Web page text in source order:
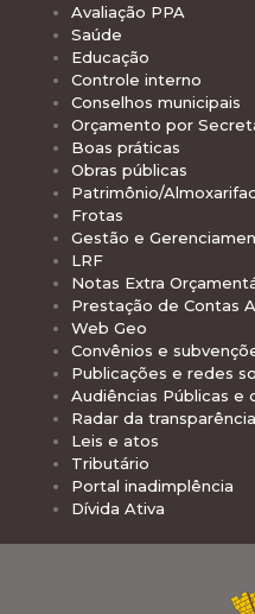
Avaliação PPA
Saúde
Educação
Controle interno
Conselhos municipais
Orçamento por
Boas práticas
Obras públicas
Patrimônio/
Frotas
Gestão e
LRF
Notas Extra
Prestação de Contas
Web Geo
Convênios e
Publicações e redes
Audiências Públicas e
Radar da transparência
Leis e atos
Tributário
Portal inadimplência
Dívida Ativa